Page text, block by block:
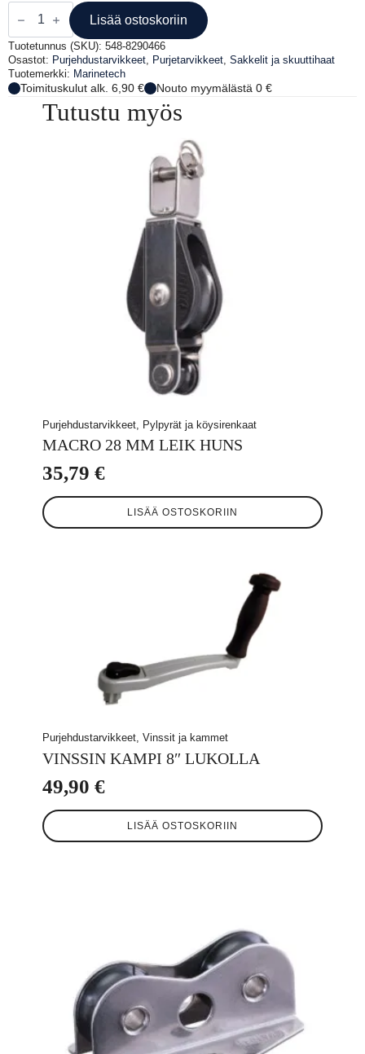
Skuuttisakkeli
määrä
Lisää ostoskoriin
Tuotetunnus (SKU): 548-8290466
Osastot: Purjehdustarvikkeet Purjetarvikkeet Sakkelit ja skuuttihaat
Tuotemerkki: Marinetech
Toimituskulut alk. 6,90 € Nouto myymälästä 0 €
Tutustu myös
Purjehdustarvikkeet, Pylpyrät ja köysirenkaat
MACRO 28 MM LEIK HUNS
35,79 €
LISÄÄ OSTOSKORIIN
Purjehdustarvikkeet, Vinssit ja kammet
VINSSIN KAMPI 8″ LUKOLLA
49,90 €
LISÄÄ OSTOSKORIIN